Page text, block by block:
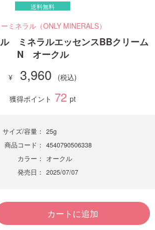
送料無料
ミネラル（ONLY MINERALS）
ミネラルエッセンスBBクリーム
N オークル
3,960
獲得ポイント 72 pt
サイズ/容量： 25g
商品コード： 4540790506338
カラー：
オークル
発売日： 2025/07/07
カートに追加